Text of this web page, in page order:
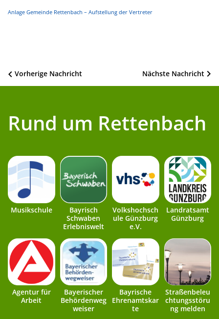
Anlage Gemeinde Rettenbach – Aufstellung der Vertreter
Beitragsnavigation Nächste Nachricht
Vorherige Nachricht
Rund um Rettenbach
Musikschule
Bayrisch
Schwaben
Erlebniswelt
Volkshochsch
ule Günzburg
e.V.
Landratsamt
Günzburg
Agentur für
Arbeit
Bayerischer
Behördenweg
weiser
Bayrische
Ehrenamtskar
te
Straßenbeleu
chtungsstöru
ng melden